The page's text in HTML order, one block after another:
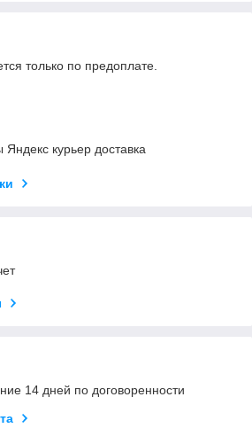
только по предоплате.
курьер доставка
14 дней по договоренности